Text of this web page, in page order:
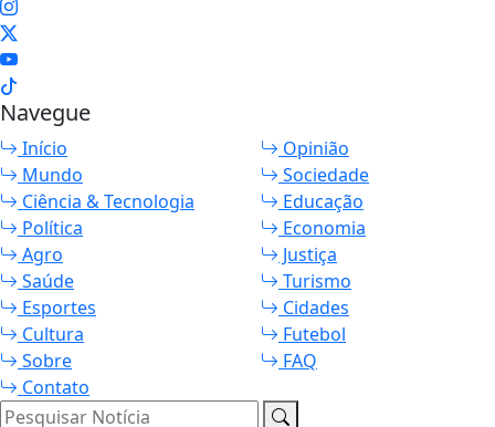
Navegue
Início
Opinião
Mundo
Sociedade
Ciência & Tecnologia
Educação
Política
Economia
Agro
Justiça
Saúde
Turismo
Esportes
Cidades
Cultura
Futebol
Sobre
FAQ
Contato
Pesquisar Notícia